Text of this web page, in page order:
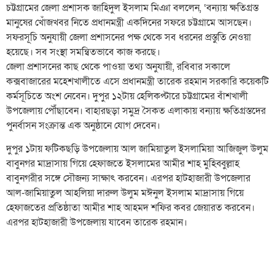
চট্টগ্রামের জেলা প্রশাসক জাহিদুল ইসলাম মিঞা বললেন, ‘বন্যায় ক্ষতিগ্রস্ত
মানুষের খোঁজখবর নিতে প্রধানমন্ত্রী একদিনের সফরে চট্টগ্রামে আসছেন।
সফরসূচি অনুযায়ী জেলা প্রশাসনের পক্ষ থেকে সব ধরনের প্রস্তুতি নেওয়া
হয়েছে। সব সংস্থা সমন্বিতভাবে কাজ করছে।
জেলা প্রশাসনের কাছ থেকে পাওয়া তথ্য অনুযায়ী, রবিবার সকালে
কক্সবাজারের মহেশখালীতে এসে প্রধানমন্ত্রী তারেক রহমান সরকারি কয়েকটি
কর্মসূচিতে অংশ নেবেন। দুপুর ১২টায় হেলিকপ্টারে চট্টগ্রামের বাঁশখালী
উপজেলায় পৌঁছাবেন। বাহারছড়া সমুদ্র সৈকত এলাকায় বন্যায় ক্ষতিগ্রস্তদের
পুনর্বাসন সংক্রান্ত এক অনুষ্ঠানে যোগ দেবেন।
দুপুর ১টায় ফটিকছড়ি উপজেলায় আল জামিয়াতুল ইসলামিয়া আজিজুল উলুম
বাবুনগর মাদ্রাসায় গিয়ে হেফাজতে ইসলামের আমীর শাহ মুহিব্বুল্লাহ
বাবুনগরীর সঙ্গে সৌজন্য সাক্ষাৎ করবেন। এরপর হাটহাজারী উপজেলার
আল-জামিয়াতুল আহলিয়া দারুল উলুম মঈনুল ইসলাম মাদ্রাসায় গিয়ে
হেফাজতের প্রতিষ্ঠাতা আমীর শাহ আহমদ শফির কবর জেয়ারত করবেন।
এরপর হাটহাজারী উপজেলায় যাবেন তারেক রহমান।